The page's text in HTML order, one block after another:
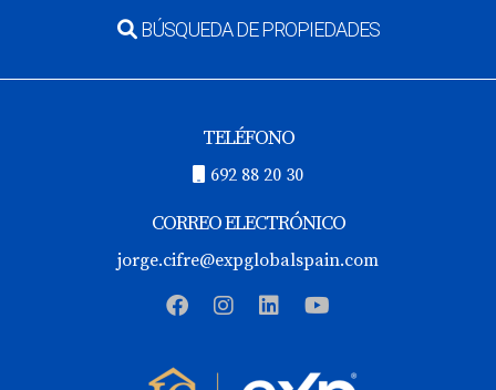
BÚSQUEDA DE PROPIEDADES
TELÉFONO
692 88 20 30
CORREO ELECTRÓNICO
jorge.cifre@expglobalspain.com